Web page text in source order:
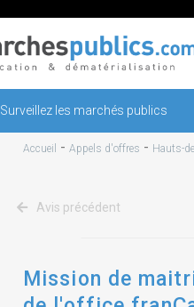
Surveillez les marchés publics
Accueil - Appels d'offres - Hauts-
Avis précédent
Mission de